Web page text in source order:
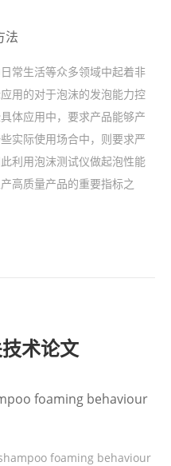
法
常生活等众多领域中起着非
用的对于泡沫的发泡能力控
体应用中，要求产品能够产
实际使用场合中，则要求严
利用泡沫测试仪做起泡性能
高质量产品的重要指标之
术论文
foaming behaviour
foaming behaviour